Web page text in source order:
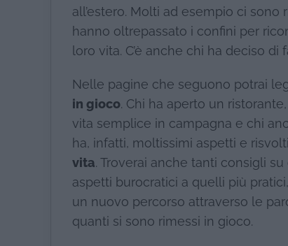
all’estero. Molti ad esempio ci sono
hanno oltrepassato i confini per
loro vita. C’è anche chi ha deciso
Nelle pagine che seguono potrai
in gioco. Chi ha aperto un
vita semplice in campagna e chi
ha, infatti, moltissimi aspetti e
vita. Troverai anche tanti consigli
aspetti burocratici a quelli più
un nuovo percorso attraverso le
quanti si sono rimessi in gioco.